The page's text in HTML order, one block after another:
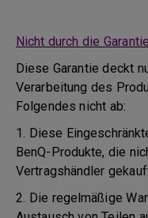
Nicht durch die
Diese Garantie deckt
Verarbeitung des
Folgendes nicht ab:
1. Diese
BenQ-Produkte, die
Vertragshändler
2. Die regelmäßige